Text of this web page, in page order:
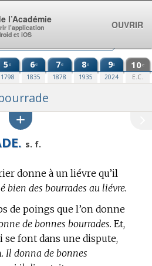
5e
1798
6e
1835
7e
1878
8e
1935
9e
2024
10e
E.C.
s. f.
donne à un liévre qu’il
bien des bourrades au liévre.
de poings que l’on donne
de bonnes bourrades. Et,
se font dans une dispute,
Il donna de bonnes
l’Académie
l’application
et iOS
OUVRIR